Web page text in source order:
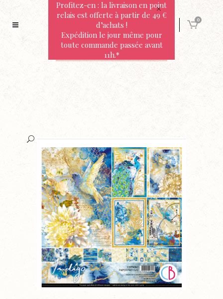
0
Profitez-en : la livraison en point
relais est offerte à partir de 49 €
d’achats !
Expédition le jour même pour
toute commande passée avant
11h.*